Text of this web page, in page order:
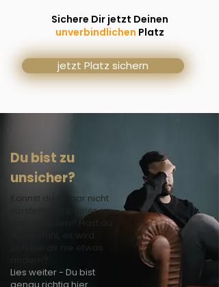
Sichere Dir jetzt Deinen
unverbindlichen Platz
jetzt Platz sichern
Du bist zu
unsicher?
Kannst du dir gar nicht
vorstellen, mit einer
Frau zu reden? Hast du
das Gefühl, es wird
sich bei dir nie etwas
Lies weiter - Du bist